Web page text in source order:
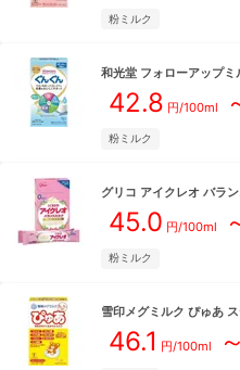
粉ミルク
和光堂 フォローアップミ
42.8 円/100ml
粉ミルク
グリコ アイクレオ バラ
45.0 円/100ml
粉ミルク
雪印メグミルク ぴゅあ
46.1 円/100ml ～